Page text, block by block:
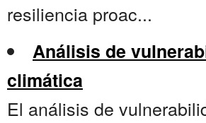
resiliencia proac...
Análisis de
climática
El análisis de